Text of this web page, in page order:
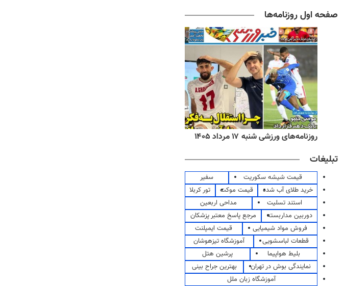
صفحه اول روزنامه‌ها
روزنامه‌های ورزشی شنبه ۱۷ مرداد ۱۴۰۵
تبلیغات
قیمت شیشه سکوریت
سفیر
خرید طلای آب شده
قیمت موکت
تور کربلا
استند تسلیت
مداحی اربعین
دوربین مداربسته
مرجع پاسخ معتبر پزشکان
فروش مواد شیمیایی
قیمت ایمپلنت
قطعات لباسشویی
آموزشگاه تیزهوشان
بلیط هواپیما
پرشین هتل
نمایندگی بوش در تهران
بهترین جراح بینی
آموزشگاه زبان ملل